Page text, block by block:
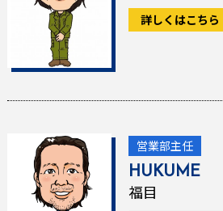
詳しくはこちら
営業部主任
HUKUME
福目